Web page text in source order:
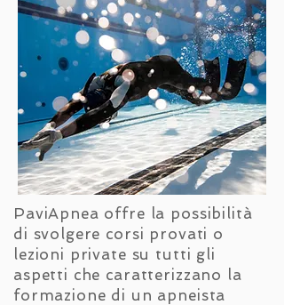
PaviApnea offre la possibilità
di svolgere corsi provati o
lezioni private su tutti gli
aspetti che caratterizzano la
formazione di un apneista